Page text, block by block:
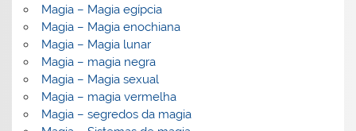
Magia – Magia egípcia
Magia – Magia enochiana
Magia – Magia lunar
Magia – magia negra
Magia – Magia sexual
Magia – magia vermelha
Magia – segredos da magia